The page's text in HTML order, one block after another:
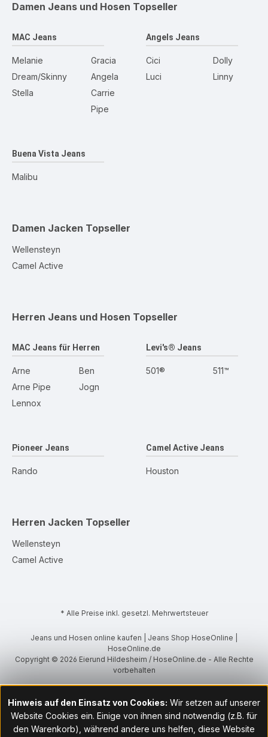
Damen Jeans und Hosen Topseller
MAC Jeans
Melanie
Dream/Skinny
Stella
Gracia
Angela
Carrie
Pipe
Angels Jeans
Cici
Luci
Dolly
Linny
Buena Vista Jeans
Malibu
Damen Jacken Topseller
Wellensteyn
Camel Active
Herren Jeans und Hosen Topseller
MAC Jeans für Herren
Arne
Arne Pipe
Lennox
Ben
Jogn
Levi's® Jeans
501® 511™
Pioneer Jeans
Rando
Camel Active Jeans
Houston
Herren Jacken Topseller
Wellensteyn
Camel Active
* Alle Preise inkl. gesetzl. Mehrwertsteuer
Jeans und Hosen online kaufen | Jeans Shop HoseOnline |
HoseOnline.de
Copyright © 2026 Eierund Hildesheim / HoseOnline.de - Alle Rechte
vorbehalten
Hinweis auf den Einsatz von Cookies: Wir setzen auf unserer
Website Cookies ein. Einige von ihnen sind notwendig (z.B. für
den Warenkorb), während andere uns helfen, diese Website